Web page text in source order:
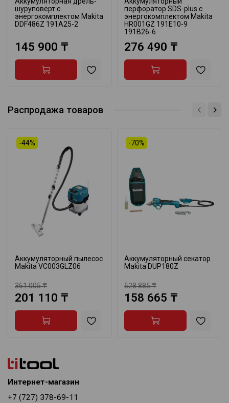
шуруповёрт с
энергокомплектом Makita
DDF486Z 191A25-2
145 900 ₸
перфоратор SDS-plus с
энергокомплектом Makita
HR001GZ 191E10-9
191B26-6
276 490 ₸
Распродажа товаров
-44%
Аккумуляторный пылесос
Makita VC003GLZ06
361 005 ₸
201 110 ₸
-70%
Аккумуляторный секатор
Makita DUP180Z
528 885 ₸
158 665 ₸
Интернет-магазин
+7 (727) 378-69-11